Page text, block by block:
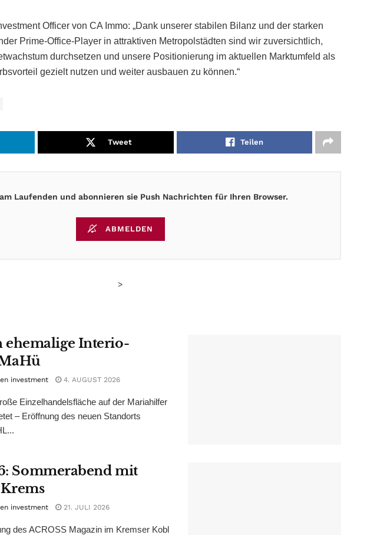
Officer von CA Immo: „Dank unserer stabilen Bilanz und der starken
Prime-Office-Player in attraktiven Metropolstädten sind wir zuversichtlich,
durchsetzen und unsere Positionierung im aktuellen Marktumfeld als
gezielt nutzen und weiter ausbauen zu können.“
Tweet Teilen
Laufenden und abonnieren sie Push Nachrichten für Ihren Browser.
ABMELDEN
>
ehemalige Interio-
investment 4. AUGUST 2026
Einzelhandelsfläche auf der Mariahilfer
– Eröffnung des neuen Standorts
Sommerabend mit
investment 21. JULI 2026
des ACROSS Magazin im Kremser Kobl